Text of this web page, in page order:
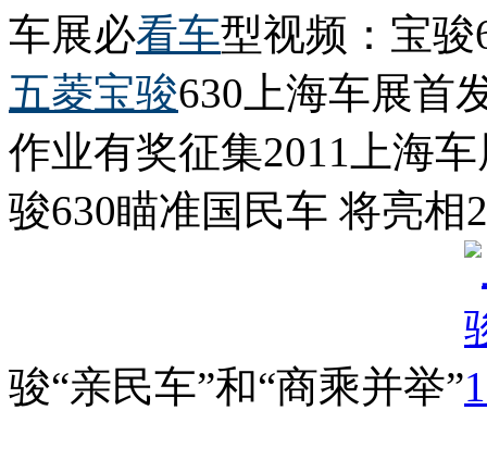
车展必看车型视频：宝骏
五菱宝骏630上海车展首
作业有奖征集2011上海
骏630瞄准国民车 将亮相
骏“亲民车”和“商乘并举”